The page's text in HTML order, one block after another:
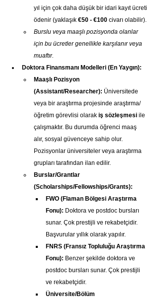
yıl için çok daha düşük bir idari kayıt ücreti
ödenir (yaklaşık €50 - €100 civarı olabilir).
Burslu veya maaşlı pozisyonda olanlar
için bu ücretler genellikle karşılanır veya
muaftır.
Doktora Finansmanı Modelleri (En Yaygın):
Maaşlı Pozisyon
(Assistant/Researcher): Üniversitede
veya bir araştırma projesinde araştırma/
öğretim görevlisi olarak iş sözleşmesi ile
çalışmaktır. Bu durumda öğrenci maaş
alır, sosyal güvenceye sahip olur.
Pozisyonlar üniversiteler veya araştırma
grupları tarafından ilan edilir.
Burslar/Grantlar
(Scholarships/Fellowships/Grants):
FWO (Flaman Bölgesi Araştırma
Fonu): Doktora ve postdoc bursları
sunar. Çok prestijli ve rekabetçidir.
Başvurular yıllık olarak yapılır.
FNRS (Fransız Topluluğu Araştırma
Fonu): Benzer şekilde doktora ve
postdoc bursları sunar. Çok prestijli
ve rekabetçidir.
Üniversite/Bölüm